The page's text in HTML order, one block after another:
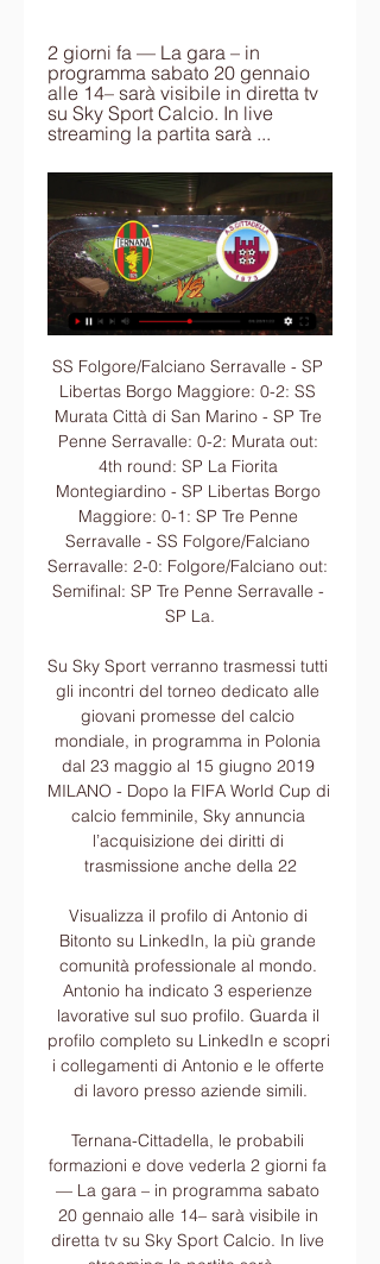
2 giorni fa — La gara – in
programma sabato 20 gennaio
alle 14– sarà visibile in diretta tv
su Sky Sport Calcio. In live
streaming la partita sarà ...
SS Folgore/Falciano Serravalle - SP Libertas Borgo Maggiore: 0-2: SS Murata Città di San Marino - SP Tre Penne Serravalle: 0-2: Murata out: 4th round: SP La Fiorita Montegiardino - SP Libertas Borgo Maggiore: 0-1: SP Tre Penne Serravalle - SS Folgore/Falciano Serravalle: 2-0: Folgore/Falciano out: Semifinal: SP Tre Penne Serravalle - SP La.

Su Sky Sport verranno trasmessi tutti gli incontri del torneo dedicato alle giovani promesse del calcio mondiale, in programma in Polonia dal 23 maggio al 15 giugno 2019 MILANO - Dopo la FIFA World Cup di calcio femminile, Sky annuncia l’acquisizione dei diritti di trasmissione anche della 22

Visualizza il profilo di Antonio di Bitonto su LinkedIn, la più grande comunità professionale al mondo. Antonio ha indicato 3 esperienze lavorative sul suo profilo. Guarda il profilo completo su LinkedIn e scopri i collegamenti di Antonio e le offerte di lavoro presso aziende simili.

Ternana-Cittadella, le probabili formazioni e dove vederla 2 giorni fa — La gara – in programma sabato 20 gennaio alle 14– sarà visibile in diretta tv su Sky Sport Calcio. In live streaming la partita sarà ...

Sassuolo. Le notizie del Sassuolo Primavera solo su Football Scouting. Segui in tempo reale le news di mercato e gli aggiornamenti del settore giovanile neroverde. Campionato Primaver 1, Sassuolo-Inter 1-2: Salcedo e Merola condannano i neroverdi. Matteo Chiesurin. 09 Feb 2019.

Ternana vs Cittadella Calcio diretta online 20/01/2024 13:00 19 ore fa — Guarda la trasmissione in diretta online della partita Ternana vs Cittadella Calcio 20 gennaio 2024 13:00 gratis su Scores24.live!

Questa sera Chiara canta Giudizi universali, tra i successi di Samuele Bersani. L’esibizione risulta tamente intensa che il pubblico e i coach le tributano una standing ovation. Per Francesco la ragazza è stata unica, per Roby si tratta di un talento vero che riesce a dare ad ogni parola che canta il giusto peso e la giusta interpretazione

Ternana in Diretta Streaming | DAZN IT Guarda Ternana Live e On Demand su DAZN IT con 2 dispositivi diversi contemporaneamente e connetti fino a 6 dispositivi.

Ternana Calcio AS Cittadella diretta tv 7 ore fa — Diretta Ternana-Cittadella: dove vederla in tv e live streaming Il Oggi: Taranto - Gladiator 3-1.Il servizio del nostro TrSport.

Vittoria casalinga per l’ Umana Reyer Venezia in Gara-5 per 78 a 65 sulla Dinamo Banco di Sardegna. La difesa di Venezia costringe Sassari al minimo stagionale di punti segnati; con la Dinamo a meno di 80 punti il bilancio è di 1 vittoria e 8 sconfitte. MVP di gara-5 è …

FINALE: La Fiorita-Tre Penne 1-3 dts Finale 3/4 posto Tre Fiori-Libertas 3-1 Impresa del TRE PENNE che vince il campionato spodestando il La Fiorita che si era imposto nelle ultime due edizioni e che fino al 92' sembrava avviato a confermarsi.

Abbiamo 26 alloggi in vendita per la tua ricerca di corso milano verona a partire da 12.500€. Trova alloggi in vendita di seconda mano al miglior prezzo a milano

Calcio sassuolo, acquista capi tecnici da calcio e divise e accessori ufficiali delle squadre di calcio su Tifoshop.com Calcio sassuolo - Tifoshop.com Il presente sito adotta cookie per migliorare la …

Roberto Venturato Venezia Cittadella sarà visibile in diretta tv esclusivamente sui canali della televisione satellitare, come d’altronde tutto il campionato di Serie B che anche quest’anno è una esclusiva di Sky. Pronostico favorevole ai padroni di

Ci sono 4 modi per andare da Bergamo a Sanremo in treno, bus o in macchina. Seleziona un'opzione qui sotto per avere indicazioni dettagliate e confrontare i prezzi del biglietto e i tempi di viaggio nel pianificatore di viaggio di Rome2rio.

Tutte le Informazioni su Banca Di Roma S.p.a. a L'Aquila (67100) - Banche - Indirizzo, Numero di Telefono, CAP, Mappa e Altre Info Utili su MisterImprese!

Risultati Serie B, classifica/ Il Pordenone non si ferma! Diretta gol live score (Di domenica 3 novembre 2019) Risultati Serie B, classifica: Diretta gol live score delle tre partite che compongono il quadro dei posticipi nel campionato cadetto, per la 11giornata.

Sei in: Home / Libertas – Tre Fiori Libertas – Tre Fiori 15 Ottobre 2018 / in Campionato Sammarinese di Futsal - Girone B 2018-2019 Fiorentino / da Andrea Zoppis

Manchester City Real Madrid rappresenta il primo atto delle semifinali della Champions League 2015-16: la vincente di questa sfida affronterà in finale una tra Atletico Madrid e Bayern Monaco, con la possibilità di assistere a un rovente derby spagnolo nell’atto finale della massima competizione europea per club.

Statistiche Triestina - Ravenna in Serie C Grp. B. Confronto le quote e pronostici Triestina - Ravenna dei nostri tipster Calcio sul bettingexpert

Calendari A2 e Serie B maschile, A1 e A2 femminile 2018/19. Il 24 luglio dalle 12:00 online sul sito www.fip.it. Alle ore 12.00 di martedì 24 luglio, il Settore Agonistico FIP renderà noti i calendari dei campionati di Serie A2 e Serie B maschile e di A1 e A2 femminile per la stagione 2018/2019.

Finisce l’avventura a Vallo della Lucania per Egidio Pirozzi, allenatore della Gelbison subentrato solo tre mesi fa a Pasquale Logarzo. Dopo il pessimo avvio di campionato appesantito dalla scarsa preparazione e dalle controversie interne dovute a varie vicissitudini con la Lega Nazionale Dilettanti, Egidio Pirozzi era subentrato per offrire.

((SPORT IN DIRETTA!)) Streaming Ternana — Cittadella 1 ora fa — (SPORT IN DIRETTA!)) Streaming Ternana — Cittadella in diretta oggi Ternana - Cittadella: diretta live e risultato in tempo reale 20 gennaio ...

Da applausi la prima casalinga della Volalto. Applausi virtuali e ironici si intende. Perchè la prima volta non si scorda mai. E soprattutto in Lega non se la dimenticheranno mai. Saltata la diretta streaming (unico campo in Italia!) per problemi tecnici che come si legge nel comunicato riportato

Pronostico del giorno – In bilico fino all’ultima giornata, i playoff di serie b partono questa sera con la sfida secca fra Cittadella e Carpi. La vincente affronterà in un altro scontro diretto il Frosinone. Ricordiamo che in questi due turni, il risultato di parità premia la squadra meglio piazzata in regular season. Scommessa.

LIVORNO. Calore, entusiasmo e il sorriso sulle labbra di bambini, ragazzi e genitori. Sono loro il cuore della Labronica Basket, la creatura di Maurizio Bianchi che sta sbalordendo a suon di numeri e risultati e che ha salutato il 2016 con la consueta "reunion" sul parquet di via Pera. UNDER 15

La Champions League è il momento più alto al quale si può aspirare, un sacrificio si può fare. Penso che le nostre ragazze, dilettanti, accorcerebbero le loro vacanze, per giocarla». E le ragazze di Sassari, arrivate seconde in campionato, lo faranno volentieri. Come il Bardolino campione d’Italia, che passa direttamente al …

Ternana - Cittadella: diretta live e risultato in tempo reale 23 ore fa — La partita Ternana - Cittadella di Sabato 20 gennaio 2024 in diretta: formazioni e cronaca con tabellino. Dove vedere in tv e streaming la gara

dove vedere in diretta, canale, orario / Serie B 4 ore fa — INFO TV E STREAMING TERNANA – CITTADELLA SERIE B: DOVE VEDERLA, CANALE, LINK, NIENTE DIRETTA GRATIS / SKY, NOW, DAZN. Il match è visibile in ...

Niente da fare per la Cucine Lube Civitanova nella finale del Mondiale per club 2017. I campioni d’Italia si sono arresi ai russi dello Zenit Kazan, vincenti con il punteggio di 3-0. I parziali: 27-25, 25-22, 25-22. Lo Zenik Kazan è campione del mond

FIRENZE- Una delle novità di queste elezioni erano le preferenze per gli aspiranti consiglieri. Sono state reinserite con la revisione, alcune mesi fa, della legge elettorale. Se ne potevano esprimere fino a due: in tal caso obbligatoriamente per un uomo e una donna. I consiglieri da eleggere in

DIRETTA INTER PRIMAVERA SLAVIA PRAGA (finale 4-0) Diretta Inter primavera Slavia Praga: i nerazzurri di Madonna non si fermano all’1-0 segnato nel primo tempo e anzi dilagano nella ripresa, chiudendo quindi il primo incontro nella Youth league col mirabolante risultato di 4-0.

data, orario e diretta streaming Serie B 2023/2024 7 ore fa — Ecco la data, l'orario, la diretta tv e lo streaming di Ternana-Cittadella, match del Libero Liberati valevole per la ventunesima giornata ...

Cerca studio linea service srl a Cagliari (CA) | Trova informazioni, indirizzi e numeri di telefono a Cagliari (CA) per studio linea service srl su Paginebianche

La Diretta di Radio2 è stata trasmessa dall' auditorium Melotti di Rovereto, dove la Maffei service si è occupata della ripresa e gestione di tutti i segnali audio dei vari conduttori e gruppi musicali, sia per il pubblico in sala sia per la trasmissione in diretta fatta da radio2.

La Lega Pro ha ufficializzato il calendario delle gare che verranno trasmesse in diretta tv sul canale RaiSport Più (canale Sky 227). Rispetto al consueto programma, con le gare in posticipo al lunedì, ci saranno in programma alcune dirette anche alla domenica pomeriggio. Lunedì 25 gennaio, ore 20:45 Juve Stabia - Siracusa Lunedì 1.

Dove vedere Atalanta – Sassuolo: info diretta tv e streaming gratis. Ci sembra scontato dire che l’uso di Rojadirecta o siti simili ad esso non è assolutamente consigliabile perché si tratta di piattaforme illegali di trasmissione degli eventi sportivi, ma sul web ne esistono centinaia che offrono questa opportunità.

data, orario e diretta streaming Serie B 2022/2023 La data, l'orario, la diretta tv e lo streaming di Ternana-Cittadella, match valevole per la ventiseiesima giornata del campionato italiano di Serie B ...

Firenze – E’ il comitato Oltrarno Futuro a farsi carico di una richiesta trasversale e diffusa, che è comune a molte associazioni e soprattutto alla stragrande maggioranza dei residenti dell’Oltrarno, che riguarda la realizzazione, o meglio, la contrarietà alla realizzazione di un parcheggo.

Visualizza il profilo di Alessandro Raviolo su LinkedIn, la più grande comunità professional